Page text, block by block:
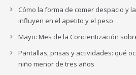
Cómo la forma de comer despacio y
influyen en el apetito y el peso
Mayo: Mes de la Concientización
Pantallas, prisas y actividades: qué
niño menor de tres años